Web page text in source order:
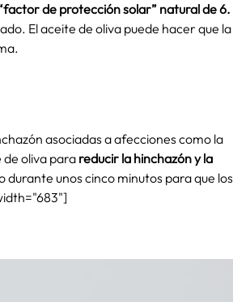
de protección solar” natural de 6.
El aceite de oliva puede hacer que la
asociadas a afecciones como la
de oliva para reducir la hinchazón y la
unos cinco minutos para que los